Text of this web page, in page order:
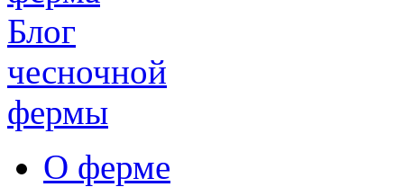
Блог
чесночной
фермы
О ферме